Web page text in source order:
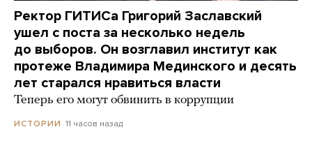
Ректор ГИТИСа Григорий Заславский
ушел с поста за несколько недель
до выборов. Он возглавил институт как
протеже Владимира Мединского и десять
лет старался нравиться власти
Теперь его могут обвинить в коррупции
ИСТОРИИ 11 часов назад